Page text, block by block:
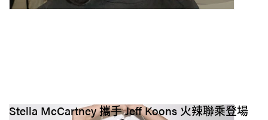
Stella McCartney 攜手 Jeff Koons 火辣聯乘登場